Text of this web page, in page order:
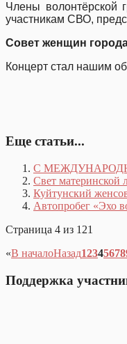
Члены волонтёрской
участникам СВО,
Совет женщин
Концерт стал нашим
Еще статьи...
С
Свет материнской
Куйтунский
Автопробег «Эхо
Страница 4 из 121
«В началоНазад12345678
Поддержка